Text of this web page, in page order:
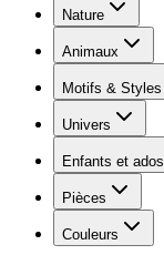
Nature
Animaux
Motifs & Styles
Univers
Enfants et ados
Pièces
Couleurs